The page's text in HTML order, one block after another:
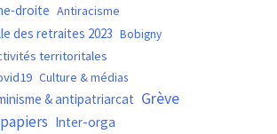
droite Antiracisme
des retraites 2023 Bobigny
territoritales
Culture & médias
& antipatriarcat Grève
Inter-orga